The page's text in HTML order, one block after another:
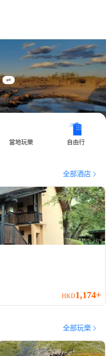
當地玩樂 自由行
全部酒店
HKD1,174+
全部玩樂